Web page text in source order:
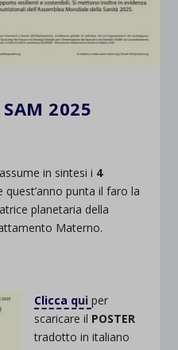
SAM 2025
in sintesi i 4
quest’anno punta il faro la
planetaria della
Materno.
Clicca quiper
scaricare il POSTER
tradotto in italiano